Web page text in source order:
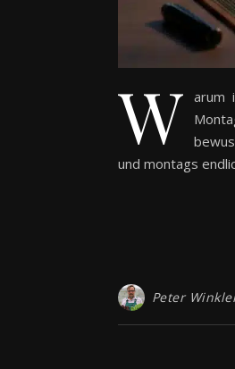
W arum
und montags
Peter